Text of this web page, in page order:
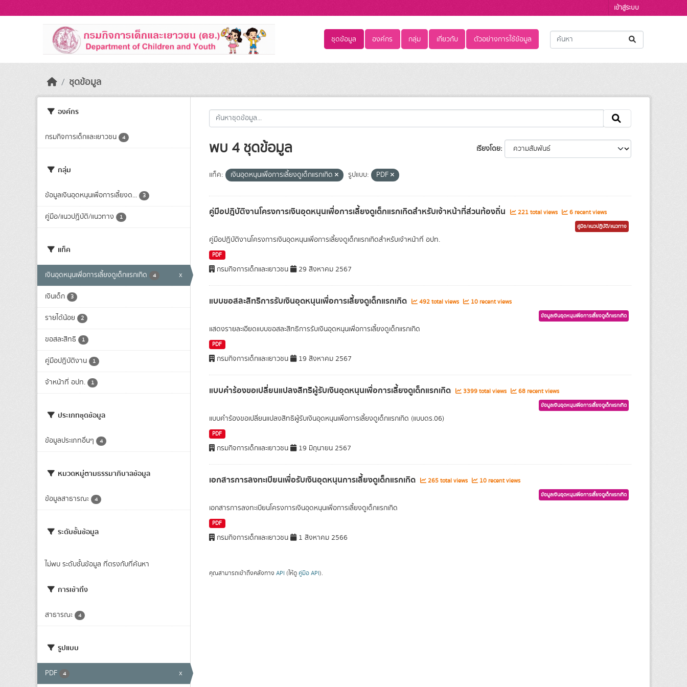
เข้าสู่ระบบ
ชุดข้อมูล องค์กร กลุ่ม เกี่ยวกับ ตัวอย่างการใช้ข้อมูล
ชุดข้อมูล
องค์กร
กรมกิจการเด็กและเยาวชน 4
กลุ่ม
ข้อมูลเงินอุดหนุนเพื่อการเลี้ยงด... 3
คู่มือ/แนวปฏิบัติ/แนวทาง 1
แท็ค
เงินอุดหนุนเพื่อการเลี้ยงดูเด็กแรกเกิด 4 x
เงินเด็ก 3
รายได้น้อย 2
ขอสละสิทธิ 1
คู่มือปฎิบัติงาน 1
จ้าหน้าที่ อปท. 1
ประเภทชุดข้อมูล
ข้อมูลประเภทอื่นๆ 4
หมวดหมู่ตามธรรมาภิบาลข้อมูล
ข้อมูลสาธารณะ 4
ระดับชั้นข้อมูล
ไม่พบ ระดับชั้นข้อมูล ที่ตรงกับที่ค้นหา
การเข้าถึง
สาธารณะ 4
รูปแบบ
PDF 4 x
เรียงโดย
พบ 4 ชุดข้อมูล
แท็ค: เงินอุดหนุนเพื่อการเลี้ยงดูเด็กแรกเกิด รูปแบบ: PDF
คู่มือปฎิบัติงานโครงการเงินอุดหนุนเพื่อการเลี้ยงดูเด็กแรกเกิดสำหรับเจ้าหน้าที่ส่วนท้องถิ่น 221 total views 6 recent views
คู่มือ/แนวปฏิบัติ/แนวทาง
คู่มือปฎิบัติงานโครงการเงินอุดหนุนเพื่อการเลี้ยงดูเด็กแรกเกิดสำหรับเจ้าหน้าที่ อปท.
PDF
กรมกิจการเด็กและเยาวชน 29 สิงหาคม 2567
แบบขอสละสิทธิการรับเงินอุดหนุนเพื่อการเลี้ยงดูเด็กแรกเกิด 492 total views 10 recent views
ข้อมูลเงินอุดหนุนเพื่อการเลี้ยงดูเด็กแรกเกิด
แสดงรายละเอียดแบบขอสละสิทธิการรับเงินอุดหนุนเพื่อการเลี้ยงดูเด็กแรกเกิด
PDF
กรมกิจการเด็กและเยาวชน 19 สิงหาคม 2567
แบบคำร้องขอเปลี่ยนแปลงสิทธิผู้รับเงินอุดหนุนเพื่อการเลี้ยงดูเด็กแรกเกิด 3399 total views 68 recent views
ข้อมูลเงินอุดหนุนเพื่อการเลี้ยงดูเด็กแรกเกิด
แบบคำร้องขอเปลี่ยนแปลงสิทธิผู้รับเงินอุดหนุนเพื่อการเลี้ยงดูเด็กแรกเกิด (แบบดร.06)
PDF
กรมกิจการเด็กและเยาวชน 19 มิถุนายน 2567
เอกสารการลงทะเบียนเพื่อรับเงินอุดหนุนการเลี้ยงดูเด็กแรกเกิด 265 total views 10 recent views
ข้อมูลเงินอุดหนุนเพื่อการเลี้ยงดูเด็กแรกเกิด
เอกสารการลงทะเบียนโครงการเงินอุดหนุนเพื่อการเลี้ยงดูเด็กแรกเกิด
PDF
กรมกิจการเด็กและเยาวชน 1 สิงหาคม 2566
คุณสามารถเข้าถึงคลังทาง API (ให้ดู คู่มือ API).